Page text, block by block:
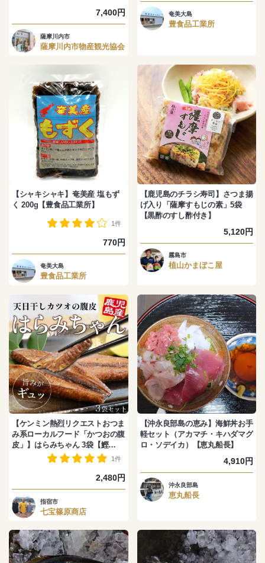
7,400円
薩摩川内市
薩摩川内市物産観光協会
奄美大島
豊食品工業所
【シャキシャキ】奄美産 塩もず
く 200g【豊食品工業所】
1件
770円
奄美大島
豊食品工業所
【鹿児島のチラシ寿司】さつま揚
げ入り「薩摩すもじの素」5袋
【黒酢のすし酢付き】
5,120円
霧島市
植山かまぼこ屋
【ケンミン熱烈リクエストおつま
み系ローカルフード「かつおの腹
皮」】はらみちゃん 3袋【鰹の旨
味が凝縮！】
1件
2,480円
指宿市
七宝篠原商店
【沖永良部島の恵み】海鮮丼お手
軽セット（アカマチ・キハダマグ
ロ・ソデイカ）【恵丸船長】
4,910円
沖永良部島
恵丸船長